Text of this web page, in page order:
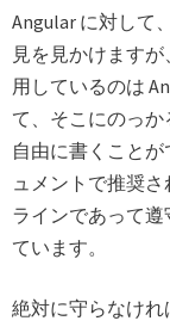
Angular に対して
見を見かけます
用しているのは
て、そこにのっ
自由に書くこと
ュメントで推奨
ラインであって
ています。
絶対に守らなけ